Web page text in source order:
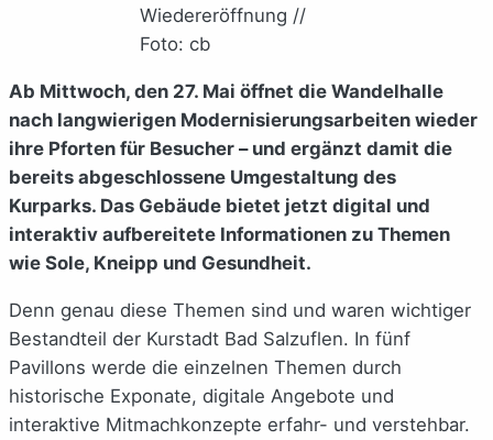
Wiedereröffnung //
Foto: cb
Ab Mittwoch, den 27. Mai öffnet die Wandelhalle
nach langwierigen Modernisierungsarbeiten wieder
ihre Pforten für Besucher – und ergänzt damit die
bereits abgeschlossene Umgestaltung des
Kurparks. Das Gebäude bietet jetzt digital und
interaktiv aufbereitete Informationen zu Themen
wie Sole, Kneipp und Gesundheit.
Denn genau diese Themen sind und waren wichtiger
Bestandteil der Kurstadt Bad Salzuflen. In fünf
Pavillons werde die einzelnen Themen durch
historische Exponate, digitale Angebote und
interaktive Mitmachkonzepte erfahr- und verstehbar.